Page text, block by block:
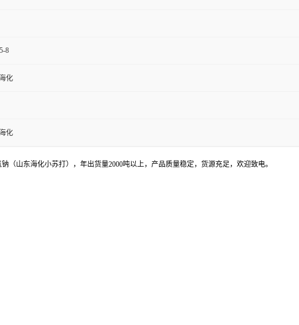
8
化
化
山东海化小苏打），年出货量2000吨以上，产品质量稳定，货源充足，欢迎致电。